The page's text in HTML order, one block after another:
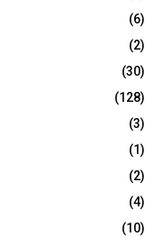
(6)
(2)
(30)
(128)
(3)
(1)
(2)
(4)
(10)